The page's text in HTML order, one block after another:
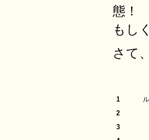
態！
もし
さて
1
2
3